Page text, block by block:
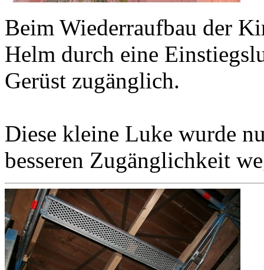
Beim Wiederraufbau der
Helm durch eine
Gerüst zugänglich.
Diese kleine Luke wurde
besseren Zugänglichkeit